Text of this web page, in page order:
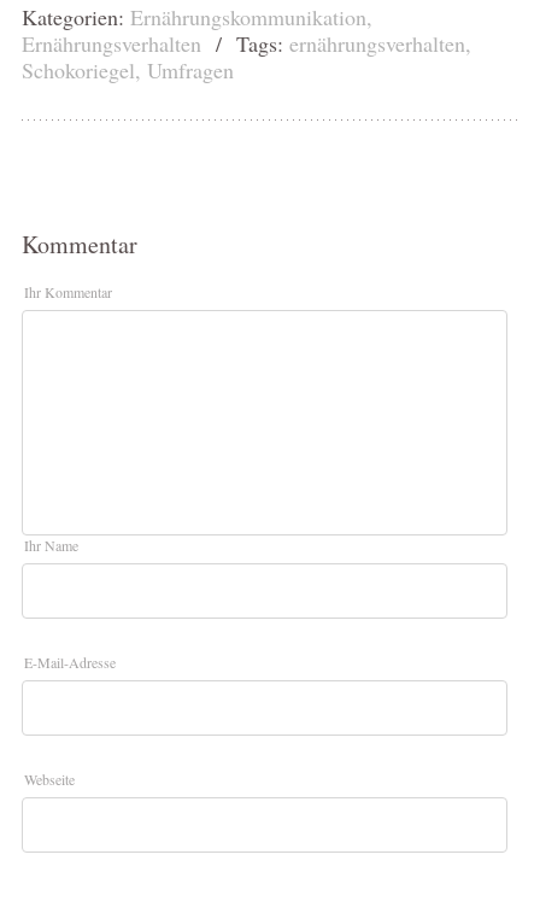
Kategorien: Ernährungskommunikation,
Ernährungsverhalten / Tags: ernährungsverhalten,
Schokoriegel, Umfragen
Kommentar
Ihr Kommentar
Ihr Name
E-Mail-Adresse
Webseite